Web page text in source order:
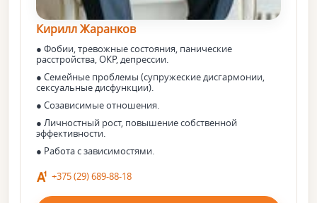
Кирилл Жаранков
● Фобии, тревожные состояния, панические
расстройства, ОКР, депрессии.
● Семейные проблемы (супружеские дисгармонии,
сексуальные дисфункции).
● Созависимые отношения.
● Личностный рост, повышение собственной
эффективности.
● Работа с зависимостями.
+375 (29) 689-88-18